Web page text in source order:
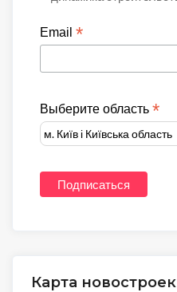
Email *
Выберите область *
Карта новостроек